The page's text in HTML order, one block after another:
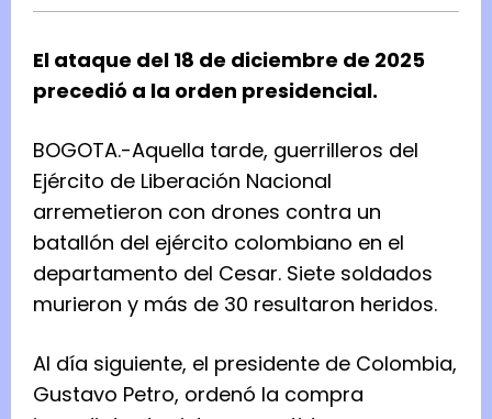
El ataque del 18 de diciembre de 2025
precedió a la orden presidencial.
BOGOTA.-Aquella tarde, guerrilleros del
Ejército de Liberación Nacional
arremetieron con drones contra un
batallón del ejército colombiano en el
departamento del Cesar. Siete soldados
murieron y más de 30 resultaron heridos.
Al día siguiente, el presidente de Colombia,
Gustavo Petro, ordenó la compra